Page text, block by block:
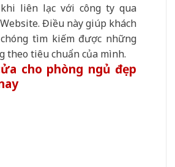
liên lạc với công ty qua
Điều này giúp khách
tìm kiếm được những
theo tiêu chuẩn của mình.
cho phòng ngủ đẹp